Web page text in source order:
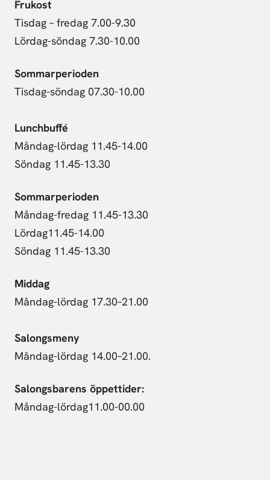
Frukost
Tisdag – fredag 7.00-9.30
Lördag-söndag 7.30-10.00
Sommarperioden
Tisdag-söndag 07.30-10.00
Lunchbuffé
Måndag-lördag 11.45-14.00
Söndag 11.45-13.30
Sommarperioden
Måndag-fredag 11.45-13.30
Lördag11.45-14.00
Söndag 11.45-13.30
Middag
Måndag-lördag 17.30–21.00
Salongsmeny
Måndag-lördag 14.00–21.00.
Salongsbarens öppettider:
Måndag-lördag11.00-00.00